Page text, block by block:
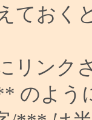
ておく
リンク
のよう